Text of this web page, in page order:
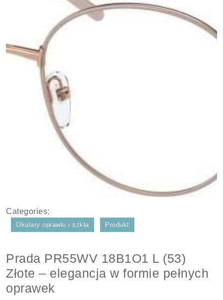
Categories:
Okulary oprawki i szkła Produkt
Prada PR55WV 18B1O1 L (53)
Złote – elegancja w formie pełnych
oprawek